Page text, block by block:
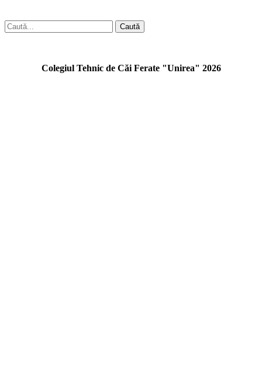
Caută
Colegiul Tehnic de Căi Ferate "Unirea" 2026